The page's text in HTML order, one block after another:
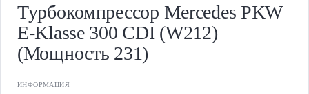
Турбокомпрессор Mercedes PKW
E-Klasse 300 CDI (W212)
(Мощность 231)
ИНФОРМАЦИЯ